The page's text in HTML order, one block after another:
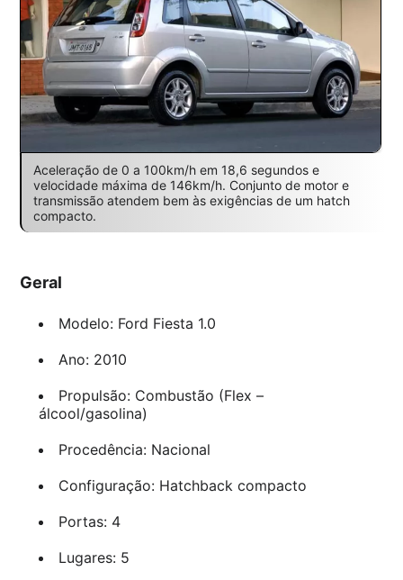
Aceleração de 0 a 100km/h em 18,6 segundos e
velocidade máxima de 146km/h. Conjunto de motor e
transmissão atendem bem às exigências de um hatch
compacto.
Geral
Modelo: Ford Fiesta 1.0
Ano: 2010
Propulsão: Combustão (Flex –
álcool/gasolina)
Procedência: Nacional
Configuração: Hatchback compacto
Portas: 4
Lugares: 5